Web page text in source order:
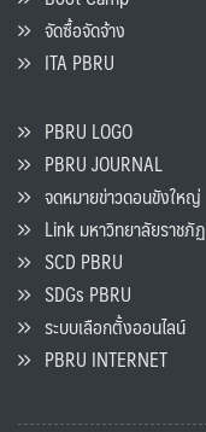
จัดซื้อจัดจ้าง
ITA PBRU
PBRU LOGO
PBRU JOURNAL
จดหมายข่าวดอนขังใหญ่
Link มหาวิทยาลัยราชภัฏ
SCD PBRU
SDGs PBRU
ระบบเลือกตั้งออนไลน์
PBRU INTERNET